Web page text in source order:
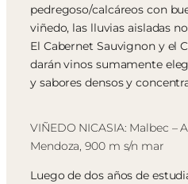
pedregoso/calcáreos con
viñedo, las lluvias aisladas
El Cabernet Sauvignon y el
darán vinos sumamente
y sabores densos y
VIÑEDO NICASIA: Malbec –
Mendoza, 900 m s/n mar
Luego de dos años de